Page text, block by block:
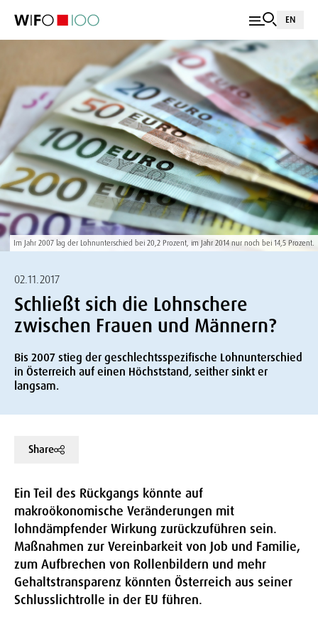
EN
Im Jahr 2007 lag der Lohnunterschied bei 20,2 Prozent, im Jahr 2014 nur noch bei 14,5 Prozent.
02.11.2017
Schließt sich die Lohnschere
zwischen Frauen und Männern?
Bis 2007 stieg der geschlechtsspezifische Lohnunterschied
in Österreich auf einen Höchststand, seither sinkt er
langsam.
Share
Ein Teil des Rückgangs könnte auf
makroökonomische Veränderungen mit
lohndämpfender Wirkung zurückzuführen sein.
Maßnahmen zur Vereinbarkeit von Job und Familie,
zum Aufbrechen von Rollenbildern und mehr
Gehaltstransparenz könnten Österreich aus seiner
Schlusslichtrolle in der EU führen.